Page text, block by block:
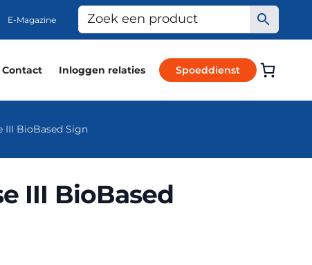
E-Magazine
Contact Inloggen relaties Spoeddienst
III BioBased Sign
III BioBased